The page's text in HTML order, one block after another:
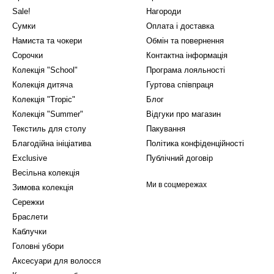
якісні матеріали, щоб ви відчували комфорт навіть у
от віскоза та м’які сумішеві волокна. Саме ці тканини, на
провокувань алергій. Завдяки цьому шапки жіночі зимові
дихати, що важливо для тривалого носіння. Якісні матеріали
ідеальним вибором для зимової погоди.
Zarmilkas
зимові шапки забезпечують оптимальний захист від вітру та
брендових шапок відповідають останнім модним тенденціям,
ви не обрали.
чому ви можете бути впевнені, що ваше зимове вбрання буде
мінімізувати екологічний слід від виробництва одягу, тому
перемагають натуральні, але надто вибагливі у
шапку для вашого образу
Sale!
Сумки
Намиста та чокери
Сорочки
Колекція "School"
Колекція дитяча
Колекція "Tropic"
Колекція "Summer"
Текстиль для столу
Благодійна ініціатива
Exclusive
Весільна колекція
Зимова колекція
Сережки
Браслети
Каблучки
Головні убори
Аксесуари для волосся
Нагороди
Оплата і доставка
Обмін та повернення
Контактна інформація
Програма лояльності
Гуртова співпраця
Блог
Відгуки про магазин
Пакування
Політика конфіденційності
Публічний договір
Ми в соцмережах